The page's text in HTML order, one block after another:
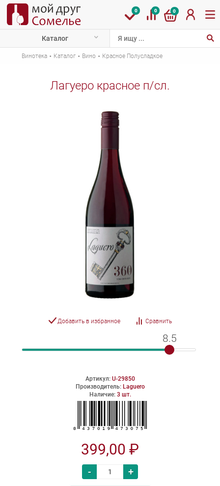
0 0 0
Каталог
Винотека · Каталог · Вино · Красное Полусладкое
Лагуеро красное п/сл.
Добавить в избранное Сравнить
8.5
8.5
Артикул: U-29850
Производитель: Laguero
Наличие: 3 шт.
399,00 ₽
- +